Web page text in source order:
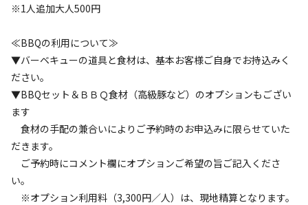
※1人追加大人500円
≪BBQの利用について≫
▼バーベキューの道具と食材は、基本お客様ご自身でお持込みく
ださい。
▼BBQセット＆ＢＢＱ食材（高級豚など）のオプションもござい
ます
食材の手配の兼合いによりご予約時のお申込みに限らせていた
だきます。
ご予約時にコメント欄にオプションご希望の旨ご記入くださ
い。
※オプション利用料（3,300円／人）は、現地精算となります。
キャンプ場からのお知らせ
2025.11.16
2026年1月1日午前0時に、キャンプワイワイの眼前飯岡ビー
チで、カウントダウン花火が打ち上げられます！